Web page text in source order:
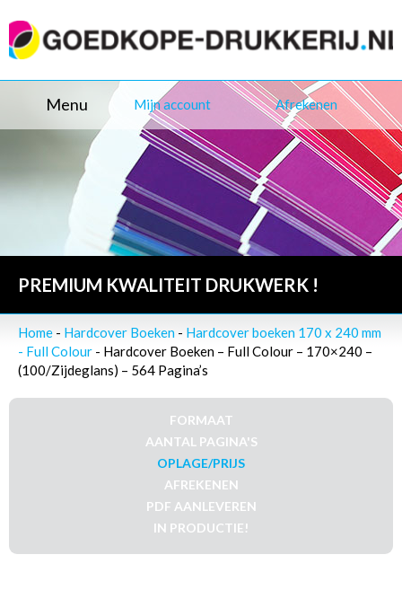
Menu Mijn account Afrekenen
PREMIUM KWALITEIT DRUKWERK !
Home - Hardcover Boeken - Hardcover boeken 170 x 240 mm
- Full Colour - Hardcover Boeken – Full Colour – 170×240 –
(100/Zijdeglans) – 564 Pagina’s
FORMAAT
AANTAL PAGINA'S
OPLAGE/PRIJS
AFREKENEN
PDF AANLEVEREN
IN PRODUCTIE!